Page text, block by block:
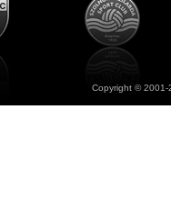
Copyright ©